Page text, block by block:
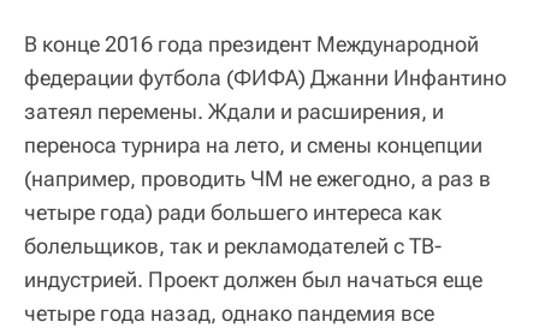
В конце 2016 года президент Международной
федерации футбола (ФИФА) Джанни Инфантино
затеял перемены. Ждали и расширения, и
переноса турнира на лето, и смены концепции
(например, проводить ЧМ не ежегодно, а раз в
четыре года) ради большего интереса как
болельщиков, так и рекламодателей с ТВ-
индустрией. Проект должен был начаться еще
четыре года назад, однако пандемия все